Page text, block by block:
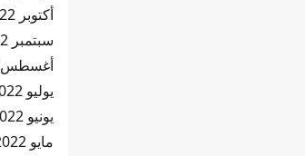
أكتوبر 2022
سبتمبر 2022
أغسطس 2022
يوليو 2022
يونيو 2022
مايو 2022